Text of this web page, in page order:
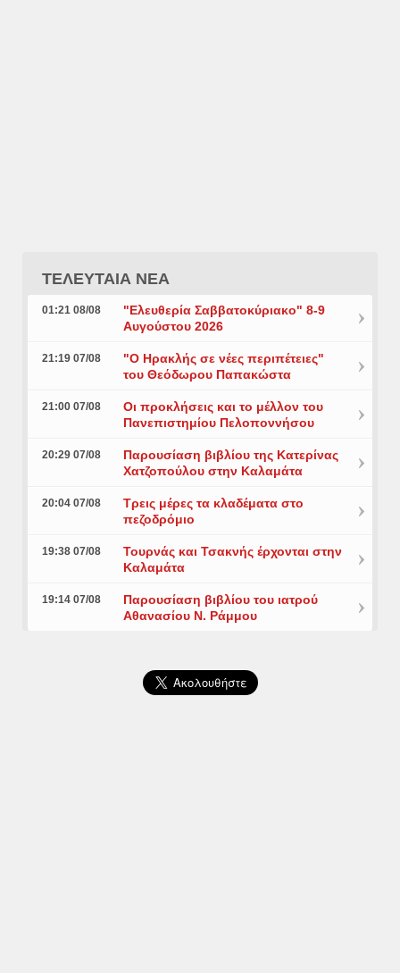
ΤΕΛΕΥΤΑΙΑ ΝΕΑ
01:21 08/08
"Ελευθερία Σαββατοκύριακο" 8-9
Αυγούστου 2026
21:19 07/08
"Ο Ηρακλής σε νέες περιπέτειες"
του Θεόδωρου Παπακώστα
21:00 07/08
Οι προκλήσεις και το μέλλον του
Πανεπιστημίου Πελοποννήσου
20:29 07/08
Παρουσίαση βιβλίου της Κατερίνας
Χατζοπούλου στην Καλαμάτα
20:04 07/08
Τρεις μέρες τα κλαδέματα στο
πεζοδρόμιο
19:38 07/08
Τουρνάς και Τσακνής έρχονται στην
Καλαμάτα
19:14 07/08
Παρουσίαση βιβλίου του ιατρού
Αθανασίου Ν. Ράμμου